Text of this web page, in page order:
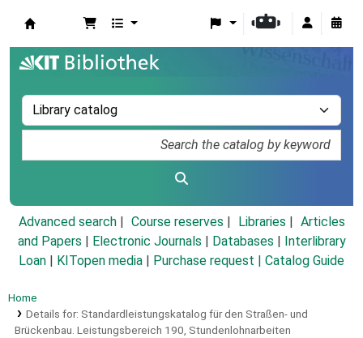
Advanced search Course reserves Libraries
Articles
and Papers
Electronic Journals Databases
Interlibrary
Loan
KITopen media Purchase request | Catalog Guide
Home
Details for: Standardleistungskatalog für den Straßen- und
Brückenbau. Leistungsbereich 190, Stundenlohnarbeiten